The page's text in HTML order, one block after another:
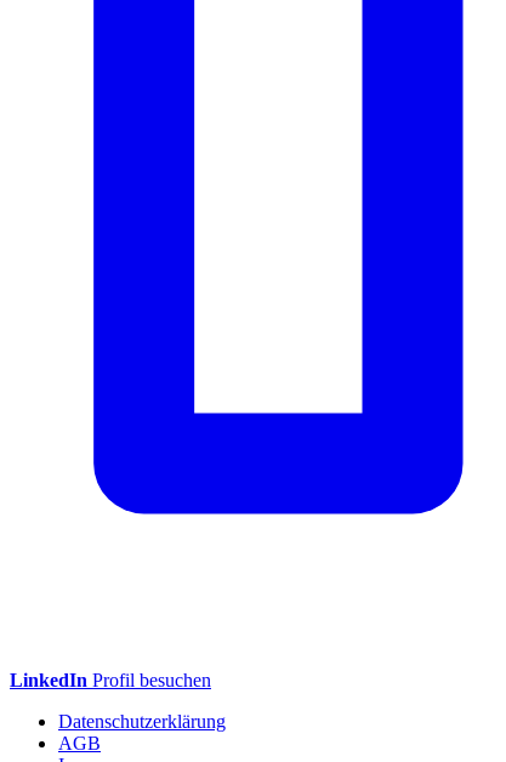
LinkedIn Profil besuchen
Datenschutzerklärung
AGB